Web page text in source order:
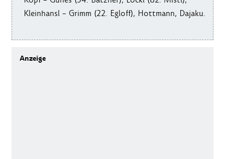
Kleinhansl – Grimm (22. Egloff), Hottmann, Dajaku.